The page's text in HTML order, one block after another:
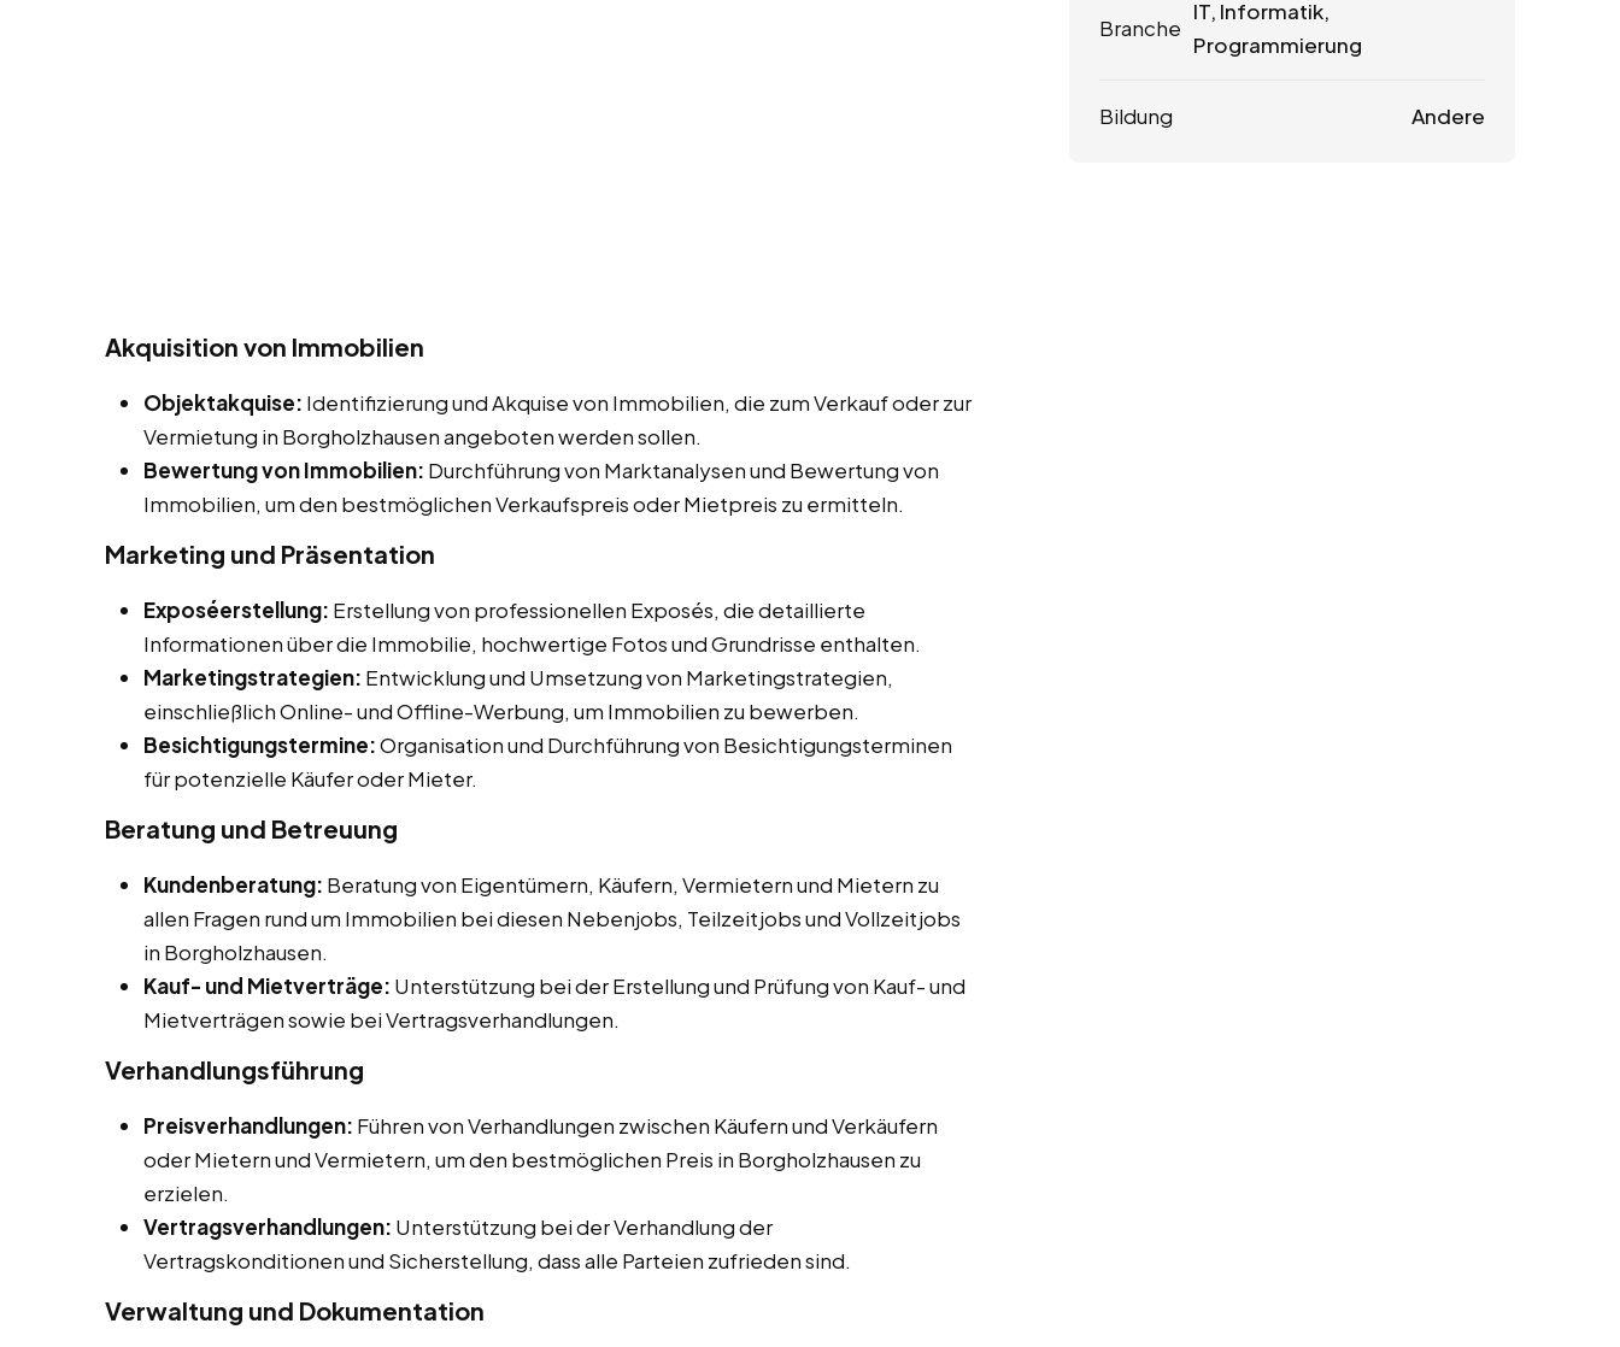
Akquisition von Immobilien
Objektakquise: Identifizierung und Akquise von Immobilien, die zum Verkauf oder zur
Vermietung in Borgholzhausen angeboten werden sollen.
Bewertung von Immobilien: Durchführung von Marktanalysen und Bewertung von
Immobilien, um den bestmöglichen Verkaufspreis oder Mietpreis zu ermitteln.
Marketing und Präsentation
Exposéerstellung: Erstellung von professionellen Exposés, die detaillierte
Informationen über die Immobilie, hochwertige Fotos und Grundrisse enthalten.
Marketingstrategien: Entwicklung und Umsetzung von Marketingstrategien,
einschließlich Online- und Offline-Werbung, um Immobilien zu bewerben.
Besichtigungstermine:Organisation und Durchführung von Besichtigungsterminen
für potenzielle Käufer oder Mieter.
Beratung und Betreuung
Kundenberatung: Beratung von Eigentümern, Käufern, Vermietern und Mietern zu
allen Fragen rund um Immobilien bei diesen Nebenjobs, Teilzeitjobs und Vollzeitjobs
in Borgholzhausen.
Kauf- und Mietverträge: Unterstützung bei der Erstellung und Prüfung von Kauf- und
Mietverträgen sowie bei Vertragsverhandlungen.
Verhandlungsführung
Preisverhandlungen: Führen von Verhandlungen zwischen Käufern und Verkäufern
oder Mietern und Vermietern, um den bestmöglichen Preis in Borgholzhausen zu
erzielen.
Vertragsverhandlungen: Unterstützung bei der Verhandlung der
Vertragskonditionen und Sicherstellung, dass alle Parteien zufrieden sind.
Verwaltung und Dokumentation
Branche
IT, Informatik,
Programmierung
Bildung Andere